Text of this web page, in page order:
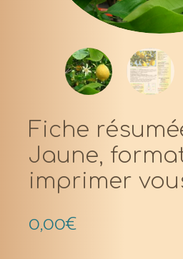
Fiche
Jaune,
imprimer
0,00€